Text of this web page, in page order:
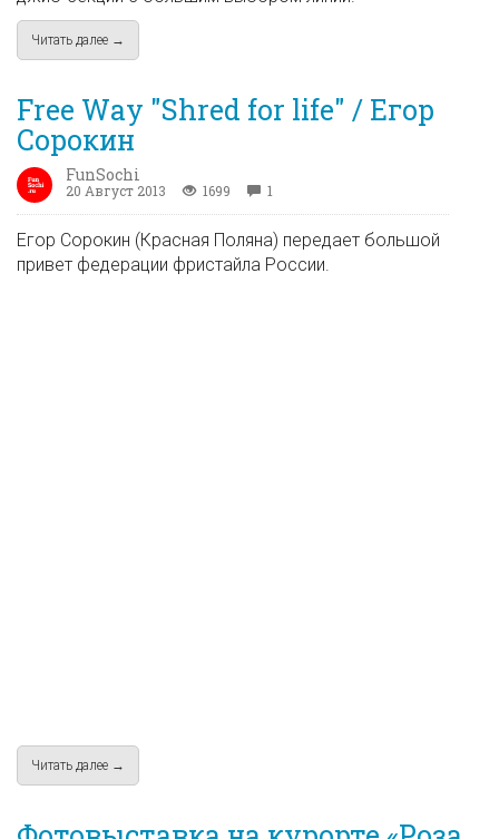
Читать далее →
Free Way "Shred for life" / Егор
Сорокин
FunSochi
20 Август 2013 1699 1
Егор Сорокин (Красная Поляна) передает большой
привет федерации фристайла России.
Читать далее →